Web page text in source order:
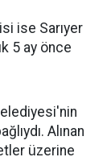
ise Sarıyer
5 ay önce
Alınan
üzerine